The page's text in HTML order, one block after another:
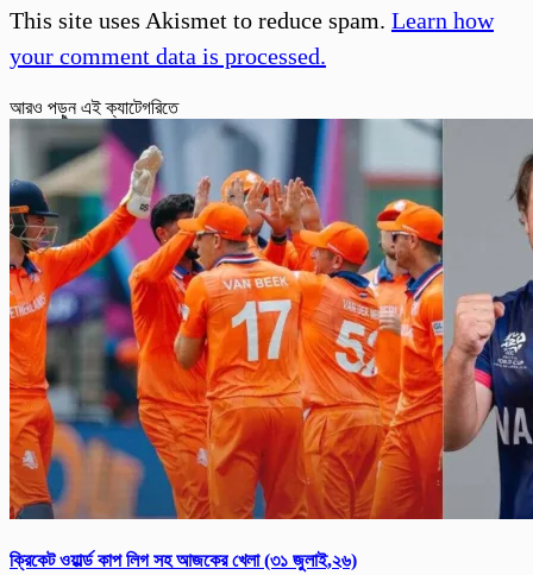
This site uses Akismet to reduce spam. Learn how
your comment data is processed.
আরও পড়ুন এই ক্যাটেগরিতে
ক্রিকেট ওয়ার্ল্ড কাপ লিগ সহ আজকের খেলা (৩১ জুলাই,২৬)